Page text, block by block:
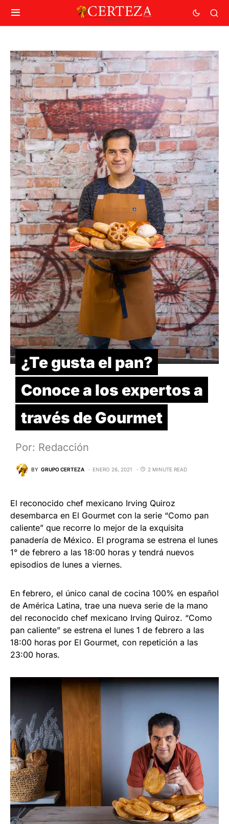
¿Te gusta el pan?
Conoce a los expertos a
través de Gourmet
Por: Redacción
BY GRUPO CERTEZA ENERO 26, 2021 2 MINUTE READ
El reconocido chef mexicano Irving Quiroz
desembarca en El Gourmet con la serie “Como pan
caliente” que recorre lo mejor de la exquisita
panadería de México. El programa se estrena el lunes
1° de febrero a las 18:00 horas y tendrá nuevos
episodios de lunes a viernes.
En febrero, el único canal de cocina 100% en español
de América Latina, trae una nueva serie de la mano
del reconocido chef mexicano Irving Quiroz. “Como
pan caliente” se estrena el lunes 1 de febrero a las
18:00 horas por El Gourmet, con repetición a las
23:00 horas.